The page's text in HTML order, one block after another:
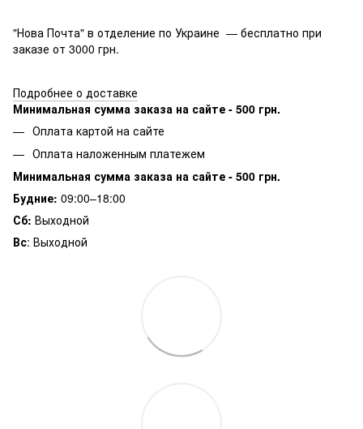
"Нова Почта" в отделение по Украине — бесплатно при
заказе от 3000 грн.
Подробнее о доставке
Минимальная сумма заказа на сайте - 500 грн.
Оплата картой на сайте
Оплата наложенным платежем
Минимальная сумма заказа на сайте - 500 грн.
Будние: 09:00–18:00
Сб: Выходной
Вс: Выходной